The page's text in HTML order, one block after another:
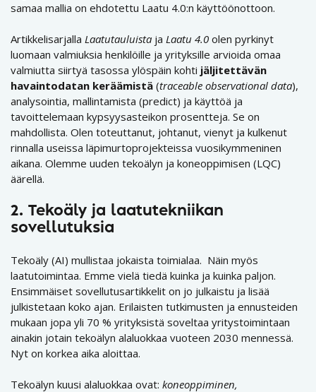
samaa mallia on ehdotettu Laatu 4.0:n käyttöönottoon.
Artikkelisarjalla Laatutauluista ja Laatu 4.0 olen pyrkinyt
luomaan valmiuksia henkilöille ja yrityksille arvioida omaa
valmiutta siirtyä tasossa ylöspäin kohti jäljitettävän
havaintodatan keräämistä (traceable observational data),
analysointia, mallintamista (predict) ja käyttöä ja
tavoittelemaan kypsyysasteikon prosentteja. Se on
mahdollista. Olen toteuttanut, johtanut, vienyt ja kulkenut
rinnalla useissa läpimurtoprojekteissa vuosikymmeninen
aikana. Olemme uuden tekoälyn ja koneoppimisen (LQC)
äärellä.
2. Tekoäly ja laatutekniikan
sovellutuksia
Tekoäly (AI) mullistaa jokaista toimialaa. Näin myös
laatutoimintaa. Emme vielä tiedä kuinka ja kuinka paljon.
Ensimmäiset sovellutusartikkelit on jo julkaistu ja lisää
julkistetaan koko ajan. Erilaisten tutkimusten ja ennusteiden
mukaan jopa yli 70 % yrityksistä soveltaa yritystoimintaan
ainakin jotain tekoälyn alaluokkaa vuoteen 2030 mennessä.
Nyt on korkea aika aloittaa.
Tekoälyn kuusi alaluokkaa ovat: koneoppiminen,